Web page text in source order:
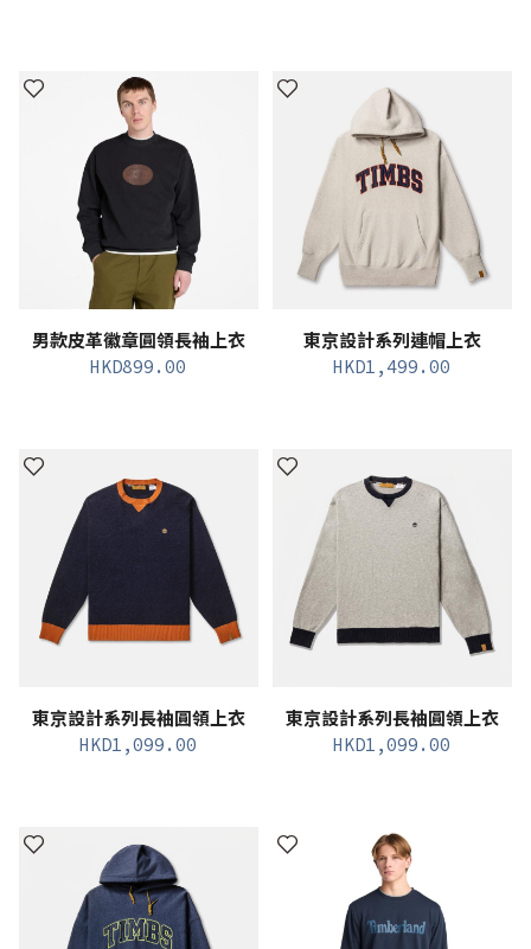
男款皮革徽章圓領長袖上衣
HKD899.00
東京設計系列連帽上衣
HKD1,499.00
東京設計系列長袖圓領上衣
HKD1,099.00
東京設計系列長袖圓領上衣
HKD1,099.00